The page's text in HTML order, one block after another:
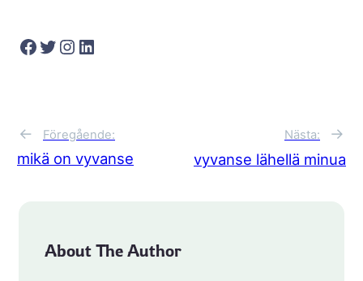
Facebook Twitter Instagram LinkedIn
← Föregående:
mikä on vyvanse
Nästa:
vyvanse lähellä minua
→
About The Author